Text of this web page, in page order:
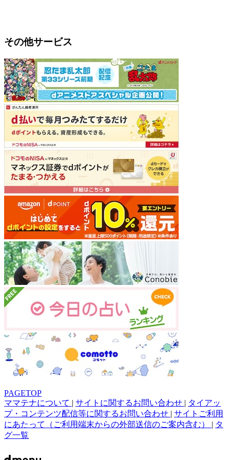
その他サービス
PAGETOP
ママテナについて | サイトに関するお問い合わせ | タイアッ
プ・コンテンツ配信等に関するお問い合わせ | サイトご利用
にあたって（ご利用端末からの外部送信のご案内含む） | タ
グ一覧